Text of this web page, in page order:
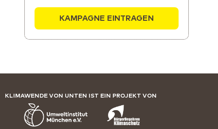
KAMPAGNE EINTRAGEN
KLIMAWENDE VON UNTEN IST EIN PROJEKT VON